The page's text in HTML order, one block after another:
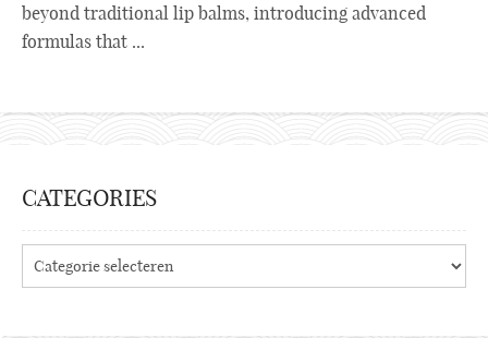
beyond traditional lip balms, introducing advanced
formulas that ...
CATEGORIES